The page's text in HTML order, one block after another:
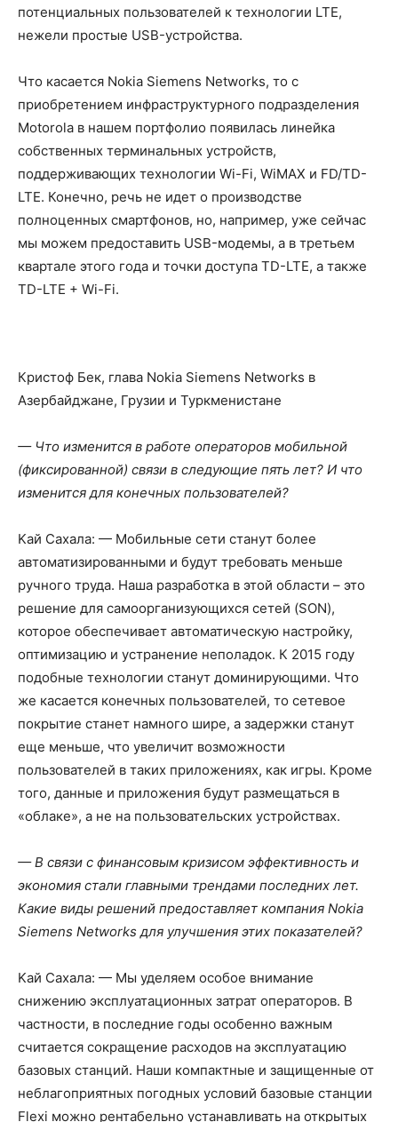
потенциальных пользователей к технологии LTE,
нежели простые USB-устройства.
Что касается Nokia Siemens Networks, то с
приобретением инфраструктурного подразделения
Motorola в нашем портфолио появилась линейка
собственных терминальных устройств,
поддерживающих технологии Wi-Fi, WiMAX и FD/TD-
LTE. Конечно, речь не идет о производстве
полноценных смартфонов, но, например, уже сейчас
мы можем предоставить USB-модемы, а в третьем
квартале этого года и точки доступа TD-LTE, а также
TD-LTE + Wi-Fi.
Кристоф Бек, глава Nokia Siemens Networks в
Азербайджане, Грузии и Туркменистане
— Что изменится в работе операторов мобильной
(фиксированной) связи в следующие пять лет? И что
изменится для конечных пользователей?
Kaй Сахала: — Мобильные сети станут более
автоматизированными и будут требовать меньше
ручного труда. Наша разработка в этой области – это
решение для самоорганизующихся сетей (SON),
которое обеспечивает автоматическую настройку,
оптимизацию и устранение неполадок. К 2015 году
подобные технологии станут доминирующими. Что
же касается конечных пользователей, то сетевое
покрытие станет намного шире, а задержки станут
еще меньше, что увеличит возможности
пользователей в таких приложениях, как игры. Кроме
того, данные и приложения будут размещаться в
«облаке», а не на пользовательских устройствах.
— В связи с финансовым кризисом эффективность и
экономия стали главными трендами последних лет.
Какие виды решений предоставляет компания Nokia
Siemens Networks для улучшения этих показателей?
Kaй Сахала: — Мы уделяем особое внимание
снижению эксплуатационных затрат операторов. В
частности, в последние годы особенно важным
считается сокращение расходов на эксплуатацию
базовых станций. Наши компактные и защищенные от
неблагоприятных погодных условий базовые станции
Flexi можно рентабельно устанавливать на открытых